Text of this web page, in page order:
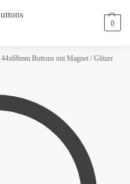
0
44x68mm Buttons mit Magnet / Glitzer